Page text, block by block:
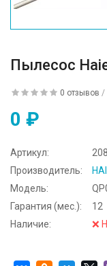
Пылесос
0 отзывов /
0 ₽
Артикул:
Производитель:
Модель:
Гарантия (мес.):
12
Наличие:
❌